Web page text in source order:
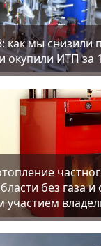
как мы снизили
окупили ИТП за
без газа и